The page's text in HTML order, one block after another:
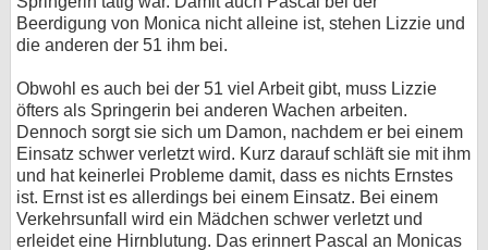
Beerdigung von Monica nicht alleine ist, stehen Lizzie und
die anderen der 51 ihm bei.
Obwohl es auch bei der 51 viel Arbeit gibt, muss Lizzie
öfters als Springerin bei anderen Wachen arbeiten.
Dennoch sorgt sie sich um Damon, nachdem er bei einem
Einsatz schwer verletzt wird. Kurz darauf schläft sie mit ihm
und hat keinerlei Probleme damit, dass es nichts Ernstes
ist. Ernst ist es allerdings bei einem Einsatz. Bei einem
Verkehrsunfall wird ein Mädchen schwer verletzt und
erleidet eine Hirnblutung. Das erinnert Pascal an Monicas